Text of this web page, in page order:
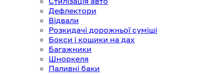
Дефлектори
Відвали
Розкидачі дорожньої суміші
Бокси і кошики на дах
Багажники
Шноркеля
Паливні баки